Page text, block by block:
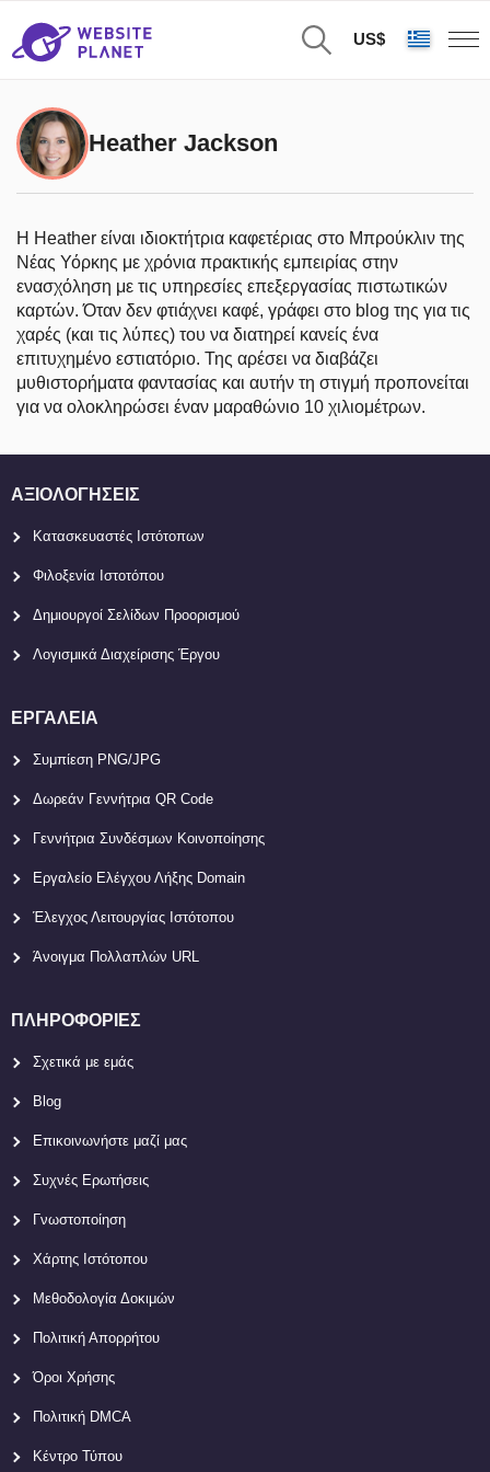
US$
Heather Jackson
Η Heather είναι ιδιοκτήτρια καφετέριας στο Μπρούκλιν της
Νέας Υόρκης με χρόνια πρακτικής εμπειρίας στην
ενασχόληση με τις υπηρεσίες επεξεργασίας πιστωτικών
καρτών. Όταν δεν φτιάχνει καφέ, γράφει στο blog της για τις
χαρές (και τις λύπες) του να διατηρεί κανείς ένα
επιτυχημένο εστιατόριο. Της αρέσει να διαβάζει
μυθιστορήματα φαντασίας και αυτήν τη στιγμή προπονείται
για να ολοκληρώσει έναν μαραθώνιο 10 χιλιομέτρων.
ΑΞΙΟΛΟΓΉΣΕΙΣ
Κατασκευαστές Ιστότοπων
Φιλοξενία Ιστοτόπου
Δημιουργοί Σελίδων Προορισμού
Λογισμικά Διαχείρισης Έργου
ΕΡΓΑΛΕΊΑ
Συμπίεση PNG/JPG
Δωρεάν Γεννήτρια QR Code
Γεννήτρια Συνδέσμων Κοινοποίησης
Εργαλείο Ελέγχου Λήξης Domain
Έλεγχος Λειτουργίας Ιστότοπου
Άνοιγμα Πολλαπλών URL
ΠΛΗΡΟΦΟΡΊΕΣ
Σχετικά με εμάς
Blog
Επικοινωνήστε μαζί μας
Συχνές Ερωτήσεις
Γνωστοποίηση
Χάρτης Ιστότοπου
Μεθοδολογία Δοκιμών
Πολιτική Απορρήτου
Όροι Χρήσης
Πολιτική DMCA
Κέντρο Τύπου